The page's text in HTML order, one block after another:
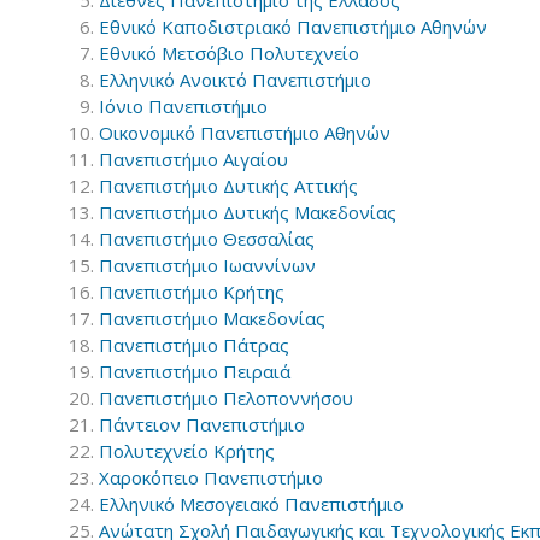
Εθνικό Καποδιστριακό Πανεπιστήμιο Αθηνών
Εθνικό Μετσόβιο Πολυτεχνείο
Ελληνικό Ανοικτό Πανεπιστήμιο
Ιόνιο Πανεπιστήμιο
Οικονομικό Πανεπιστήμιο Αθηνών
Πανεπιστήμιο Αιγαίου
Πανεπιστήμιο Δυτικής Αττικής
Πανεπιστήμιο Δυτικής Μακεδονίας
Πανεπιστήμιο Θεσσαλίας
Πανεπιστήμιο Ιωαννίνων
Πανεπιστήμιο Κρήτης
Πανεπιστήμιο Μακεδονίας
Πανεπιστήμιο Πάτρας
Πανεπιστήμιο Πειραιά
Πανεπιστήμιο Πελοποννήσου
Πάντειον Πανεπιστήμιο
Πολυτεχνείο Κρήτης
Χαροκόπειο Πανεπιστήμιο
Ελληνικό Μεσογειακό Πανεπιστήμιο
Ανώτατη Σχολή Παιδαγωγικής και Τεχνολογικής